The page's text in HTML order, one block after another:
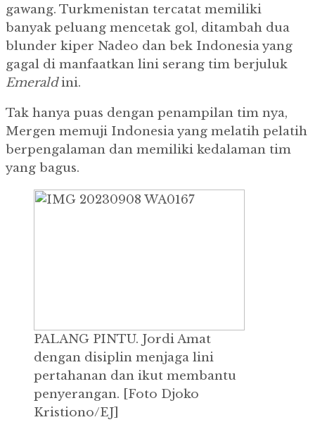
gawang. Turkmenistan tercatat memiliki
banyak peluang mencetak gol, ditambah dua
blunder kiper Nadeo dan bek Indonesia yang
gagal di manfaatkan lini serang tim berjuluk
Emeraldini.
Tak hanya puas dengan penampilan tim nya,
Mergen memuji Indonesia yang melatih pelatih
berpengalaman dan memiliki kedalaman tim
yang bagus.
PALANG PINTU. Jordi Amat
dengan disiplin menjaga lini
pertahanan dan ikut membantu
penyerangan.
[Foto Djoko
Kristiono/EJ]